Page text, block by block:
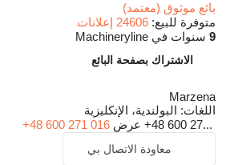
بائع موثوق (معتمد)
متوفرة للبيع: 24606 إعلانات
9 سنوات في Machineryline
الاشتراك بصفحة البائع
Marzena
اللغات: البولندية، الإنكليزية
+48 600 27... عرض +48 600 271 016
معاودة الاتصال بي